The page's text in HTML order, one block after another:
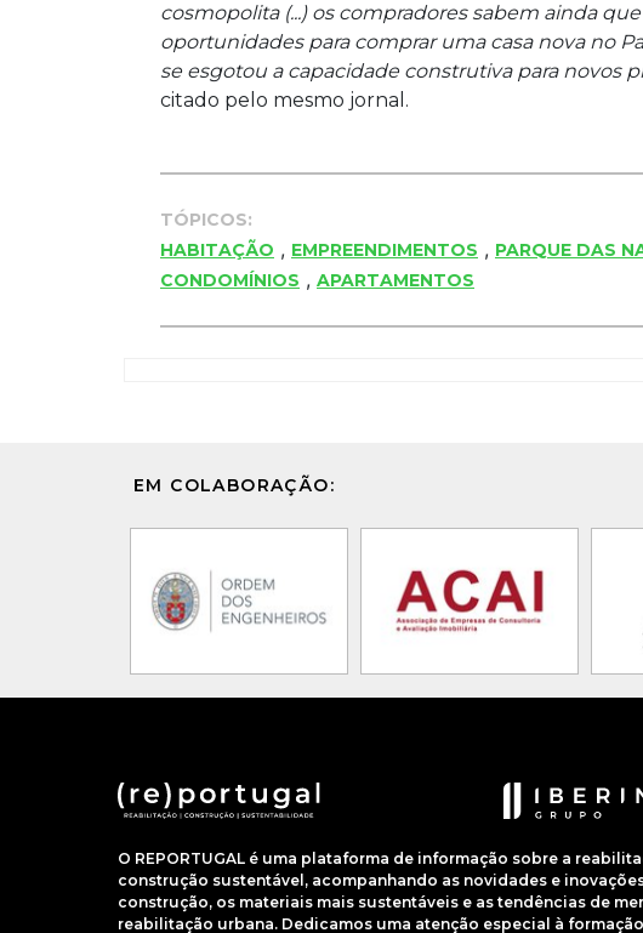
cosmopolita (...) os compradores sabem ainda
oportunidades para comprar uma casa nova no
se esgotou a capacidade construtiva para novos
citado pelo mesmo jornal.
TÓPICOS:
HABITAÇÃO , EMPREENDIMENTOS , PARQUE DAS
CONDOMÍNIOS , APARTAMENTOS
EM COLABORAÇÃO:
O REPORTUGAL é uma plataforma de informação sobre a
construção sustentável, acompanhando as novidades e
construção, os materiais mais sustentáveis e as tendências de
reabilitação urbana. Dedicamos uma atenção especial à